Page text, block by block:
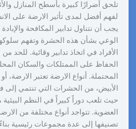
تلحق أضرارًا كبيرة بأسطح المنازل
لفهم أفضل لمدى تأثير الارضة على
يجب أن نتناول تدابير المكافحة
الوعي بشأن هذه الحشرة وتفهم
الأفراد في اتخاذ تدابير وقائية. للحد
الحفاظ على الممتلكات والسكان
المحتملة. أنواع الارضة تعتبر الارضة،
الأبيض، من الحشرات التي تنتمي إلى
حيث تلعب دوراً كبيراً في النظم
العضوية. تتواجد أنواع مختلفة من
تصنيفها إلى عدة مجموعات رئيسية